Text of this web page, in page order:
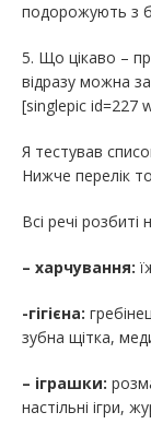
подорожують з
5. Що цікаво –
відразу можна
[singlepic id=227
Я тестував
Нижче перелік
Всі речі розбиті
– харчування:
-гігієна:
зубна щітка,
– іграшки:
настільні ігри,